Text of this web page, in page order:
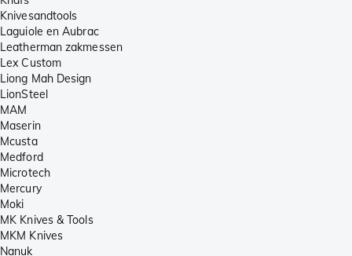
Knivesandtools
Laguiole en Aubrac
Leatherman zakmessen
Lex Custom
Liong Mah Design
LionSteel
MAM
Maserin
Mcusta
Medford
Microtech
Mercury
Moki
MK Knives & Tools
MKM Knives
Nanuk